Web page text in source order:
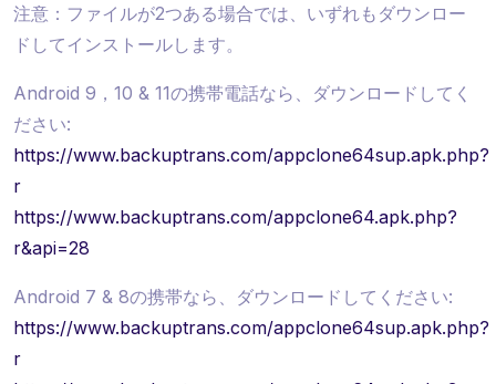
注意：ファイルが2つある場合では、いずれもダウンロー
ドしてインストールします。
Android 9，10 & 11の携帯電話なら、ダウンロードしてく
ださい:
https://www.backuptrans.com/appclone64sup.apk.php?
r
https://www.backuptrans.com/appclone64.apk.php?
r&api=28
Android 7 & 8の携帯なら、ダウンロードしてください:
https://www.backuptrans.com/appclone64sup.apk.php?
r